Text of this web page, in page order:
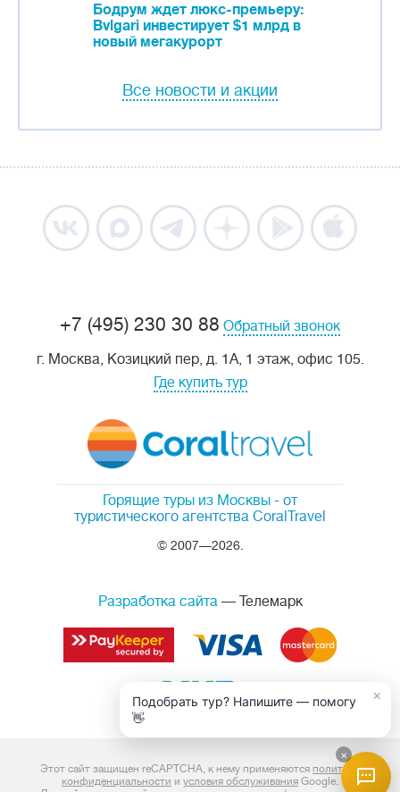
Бодрум ждет люкс-премьеру:
Bvlgari инвестирует $1 млрд в
новый мегакурорт
Все новости и акции
Горящие туры из Москвы - от
туристического агентства CoralTravel
© 2007—2026.
+7 (495) 230 30 88 Обратный звонок
г. Москва, Козицкий пер, д. 1А, 1 этаж, офис 105.
Где купить тур
Разработка сайта— Телемарк
Этот сайт защищен reCAPTCHA, к нему применяются политика
конфиденциальности и условия обслуживания Google.
×
Подобрать тур? Напишите — помогу
👋
×